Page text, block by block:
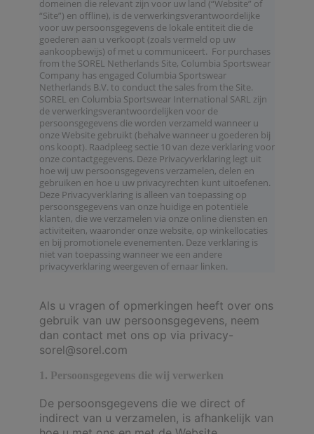
domeinen die relevant zijn voor uw land (“Website” of
“Site”) en offline), is de verwerkingsverantwoordelijke
voor uw persoonsgegevens de lokale entiteit die de
goederen aan u verkoopt (zoals vermeld op uw
aankoopbewijs) of met u communiceert. For purchases
from the SOREL Netherlands Site, Columbia Sportswear
Company has engaged Columbia Sportswear
Netherlands B.V. to conduct the sales from the Site.
SOREL en Columbia Sportswear International SARL zijn
de verwerkingsverantwoordelijken voor de
persoonsgegevens die worden verzameld wanneer u
onze Website gebruikt (behalve wanneer u goederen bij
ons koopt). Raadpleeg sectie 10 van deze verklaring voor
onze contactgegevens. Deze Privacyverklaring legt uit
hoe wij uw persoonsgegevens verzamelen, delen en
gebruiken en hoe u uw privacyrechten kunt uitoefenen.
Deze Privacyverklaring is alleen van toepassing op
persoonsgegevens van onze huidige en potentiële
klanten, die we verzamelen via onze online diensten en
activiteiten, waaronder onze website, op winkellocaties
en bij promotionele evenementen. Deze verklaring is
niet van toepassing wanneer we een andere
privacyverklaring weergeven of ernaar linken.
Als u vragen of opmerkingen heeft over ons
gebruik van uw persoonsgegevens, neem
dan contact met ons op via privacy-
sorel@sorel.com
1. Persoonsgegevens die wij verwerken
De persoonsgegevens die we direct of
indirect van u verzamelen, is afhankelijk van